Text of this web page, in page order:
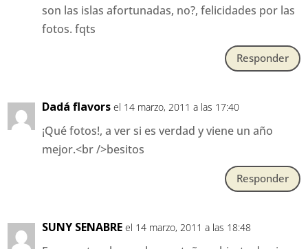
son las islas afortunadas, no?, felicidades por las
fotos. fqts
Responder
Dadá flavors el 14 marzo, 2011 a las 17:40
¡Qué fotos!, a ver si es verdad y viene un año
mejor.<br />besitos
Responder
SUNY SENABRE el 14 marzo, 2011 a las 18:48